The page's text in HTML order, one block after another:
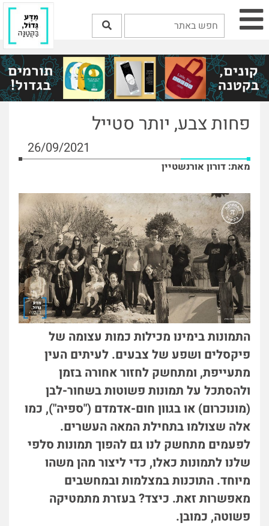
פחות צבע, יותר סטייל
26/09/2021
מאת: דורון אורנשטיין
התמונות בימינו מכילות כמות עצומה של
פיקסלים ושפע של צבעים. לעיתים העין
מתעייפת, ומתחשק לחזור אחורה בזמן
ולהסתכל על תמונות פשוטות בשחור-לבן
(מונוכרום) או בגוון חום-אדמדם ("ספיה"), כמו
אלה שצולמו בתחילת המאה העשרים.
לפעמים מתחשק לנו גם להפוך תמונות סלפי
שלנו לתמונות כאלו, כדי ליצור מהן משהו
מיוחד. התוכנות במצלמות ובמחשבים
מאפשרות זאת. כיצד? בעזרת מתמטיקה
פשוטה, כמובן.